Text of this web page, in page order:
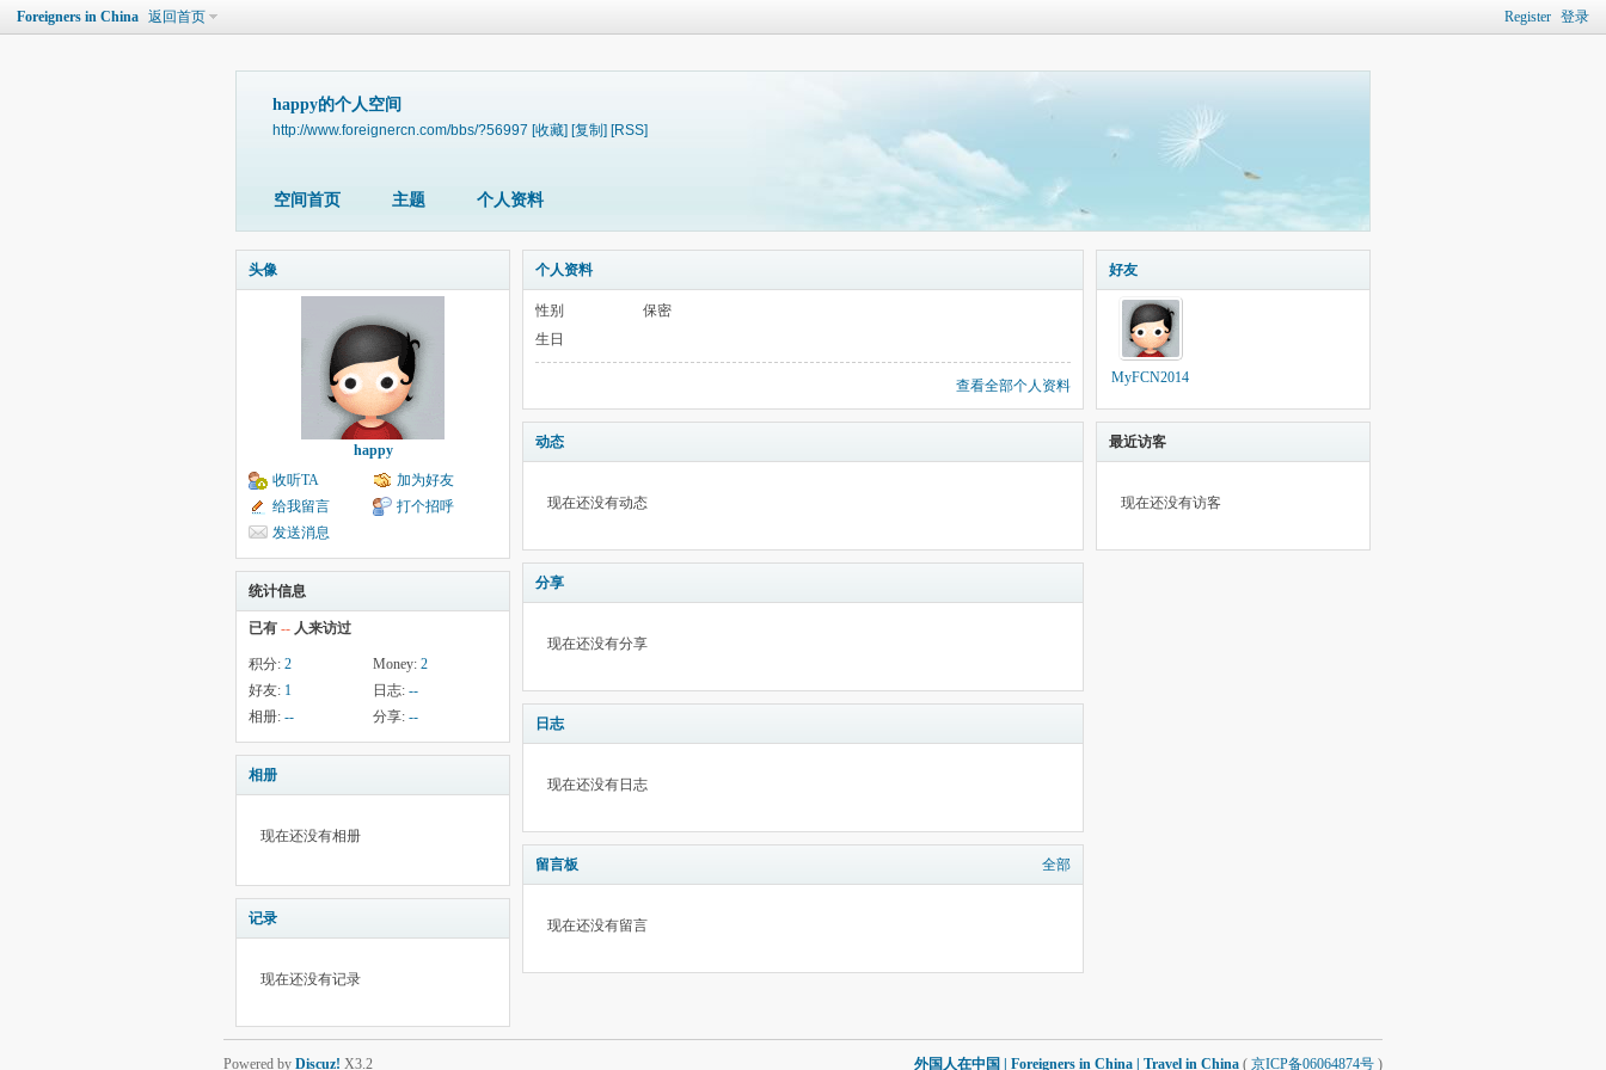
Register 登录
Foreigners in China 返回首页
happy的个人空间
http://www.foreignercn.com/bbs/?56997 [收藏] [复制] [RSS]
空间首页 主题 个人资料
头像
happy
收听TA
加为好友
给我留言
打个招呼
发送消息
统计信息
已有 -- 人来访过
积分: 2 Money: 2
好友: 1 日志: --
相册: -- 分享: --
相册
现在还没有相册
记录
现在还没有记录
个人资料
性别
保密
生日
查看全部个人资料
动态
现在还没有动态
分享
现在还没有分享
日志
现在还没有日志
留言板 全部
现在还没有留言
好友
MyFCN2014
最近访客
现在还没有访客
外国人在中国 | Foreigners in China | Travel in China ( 京ICP备06064874号 )
Powered by Discuz! X3.2